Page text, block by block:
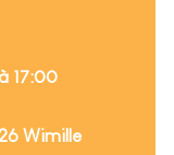
17:00
Wimille